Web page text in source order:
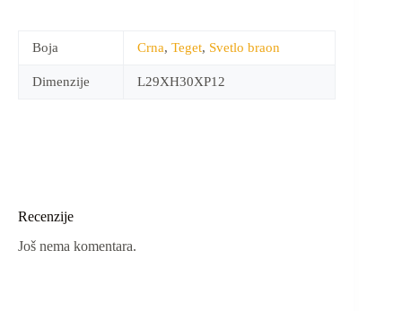
Boja Crna, Teget, Svetlo braon
Dimenzije L29XH30XP12
Recenzije
Još nema komentara.